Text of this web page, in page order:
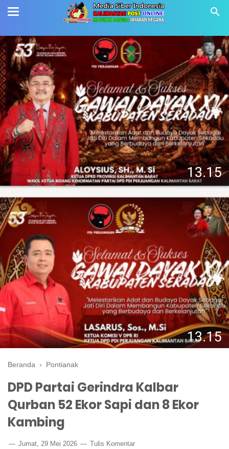
Beranda › Pontianak
DPD Partai Gerindra Kalbar
Qurban 52 Ekor Sapi dan 8 Ekor
Kambing
Jumat, 29 Mei 2026 Tulis Komentar